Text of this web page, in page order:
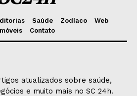
Saúde Zodíaco
Web
Contato
atualizados sobre saúde,
e muito mais no SC 24h.